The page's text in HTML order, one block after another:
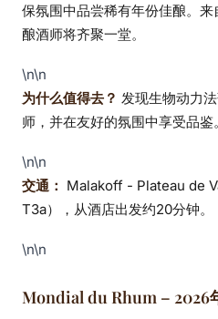
保氛围中品尝稀有年份佳酿。
酿酒师将齐聚一堂。
\n\n
为什么值得去？ 发现生物动力
师，并在友好的氛围中享受品鉴。
\n\n
交通： Malakoff - Plateau de
T3a），从酒店出发约20分钟。
\n\n
Mondial du Rhum – 2026